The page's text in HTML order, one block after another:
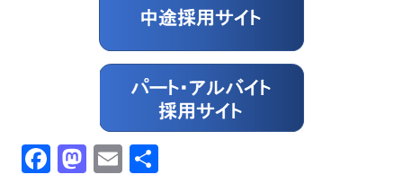
Facebook
Mastodon
Email